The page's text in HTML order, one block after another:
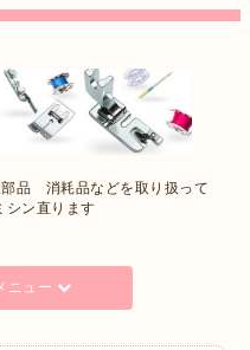
品 消耗品などを取り扱って
シン直ります
ニュー